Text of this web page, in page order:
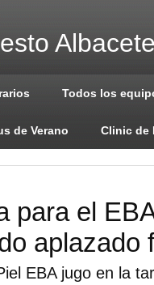
Todos los
de Verano Clinic de
para el
aplazado
EBA jugo en la